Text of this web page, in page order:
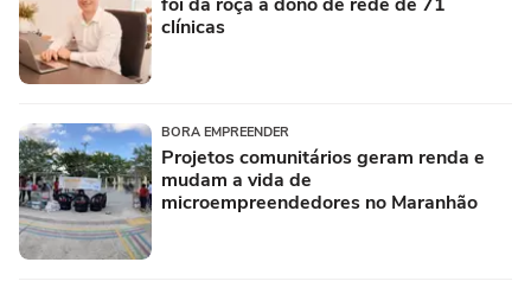
clínicas
BORA EMPREENDER
Projetos comunitários geram renda e
mudam a vida de
microempreendedores no Maranhão